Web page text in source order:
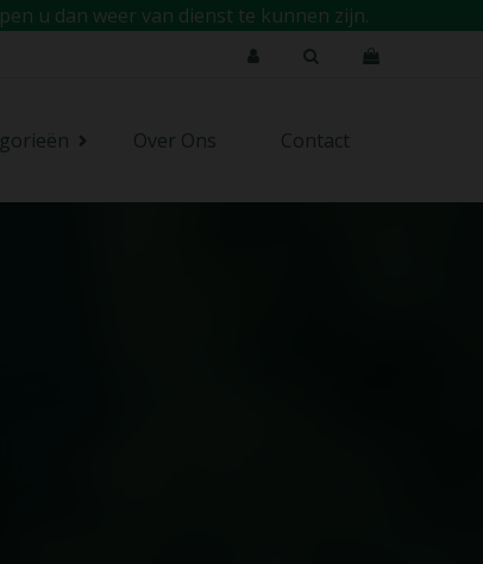
u dan weer van dienst te kunnen zijn.
Over Ons Contact